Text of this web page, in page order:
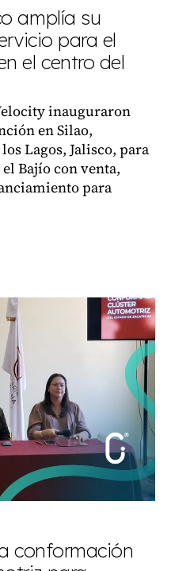
amplía su
para el
el centro del
inauguraron
en Silao,
Lagos, Jalisco, para
Bajío con venta,
para
conformación